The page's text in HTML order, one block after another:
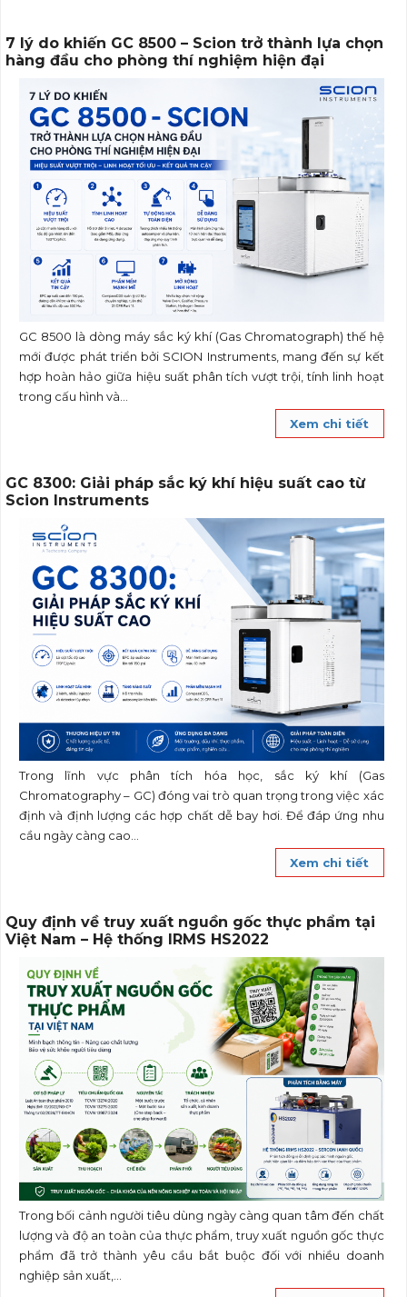
7 lý do khiến GC 8500 – Scion trở thành lựa chọn
hàng đầu cho phòng thí nghiệm hiện đại
GC 8500 là dòng máy sắc ký khí (Gas Chromatograph) thế hệ
mới được phát triển bởi SCION Instruments, mang đến sự kết
hợp hoàn hảo giữa hiệu suất phân tích vượt trội, tính linh hoạt
trong cấu hình và...
Xem chi tiết
GC 8300: Giải pháp sắc ký khí hiệu suất cao từ
Scion Instruments
Trong lĩnh vực phân tích hóa học, sắc ký khí (Gas
Chromatography – GC) đóng vai trò quan trọng trong việc xác
định và định lượng các hợp chất dễ bay hơi. Để đáp ứng nhu
cầu ngày càng cao...
Xem chi tiết
Quy định về truy xuất nguồn gốc thực phẩm tại
Việt Nam – Hệ thống IRMS HS2022
Trong bối cảnh người tiêu dùng ngày càng quan tâm đến chất
lượng và độ an toàn của thực phẩm, truy xuất nguồn gốc thực
phẩm đã trở thành yêu cầu bắt buộc đối với nhiều doanh
nghiệp sản xuất,...